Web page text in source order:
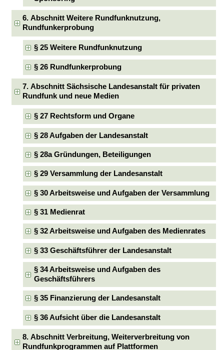
6. Abschnitt Weitere Rundfunknutzung,
Rundfunkerprobung
§ 25 Weitere Rundfunknutzung
§ 26 Rundfunkerprobung
7. Abschnitt Sächsische Landesanstalt für privaten
Rundfunk und neue Medien
§ 27 Rechtsform und Organe
§ 28 Aufgaben der Landesanstalt
§ 28a Gründungen, Beteiligungen
§ 29 Versammlung der Landesanstalt
§ 30 Arbeitsweise und Aufgaben der Versammlung
§ 31 Medienrat
§ 32 Arbeitsweise und Aufgaben des Medienrates
§ 33 Geschäftsführer der Landesanstalt
§ 34 Arbeitsweise und Aufgaben des
Geschäftsführers
§ 35 Finanzierung der Landesanstalt
§ 36 Aufsicht über die Landesanstalt
8. Abschnitt Verbreitung, Weiterverbreitung von
Rundfunkprogrammen auf Plattformen